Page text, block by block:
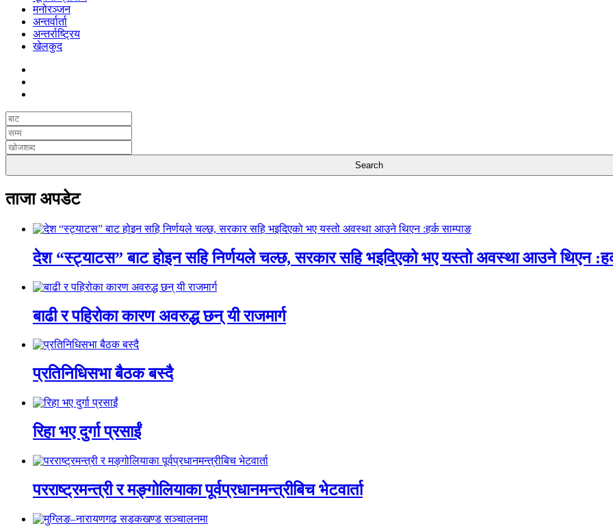
मनोरञ्जन
अन्तर्वार्ता
अन्तर्राष्ट्रिय
खेलकुद
ताजा अपडेट
देश “स्ट्याटस” बाट होइन सहि निर्णयले चल्छ, सरकार सहि भइदिएको भए यस्तो अवस्था आउने थिएन
बाढी र पहिरोका कारण अवरुद्ध छन् यी राजमार्ग
प्रतिनिधिसभा बैठक बस्दै
रिहा भए दुर्गा प्रसाईं
परराष्ट्रमन्त्री र मङ्गोलियाका पूर्वप्रधानमन्त्रीबिच भेटवार्ता